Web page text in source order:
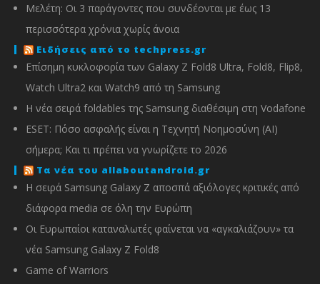
Μελέτη: Οι 3 παράγοντες που συνδέονται με έως 13
περισσότερα χρόνια χωρίς άνοια
Ειδήσεις από το techpress.gr
Επίσημη κυκλοφορία των Galaxy Z Fold8 Ultra, Fold8, Flip8,
Watch Ultra2 και Watch9 από τη Samsung
Η νέα σειρά foldables της Samsung διαθέσιμη στη Vodafone
ESET: Πόσο ασφαλής είναι η Τεχνητή Νοημοσύνη (AI)
σήμερα; Και τι πρέπει να γνωρίζετε το 2026
Τα νέα του allaboutandroid.gr
Η σειρά Samsung Galaxy Z αποσπά αξιόλογες κριτικές από
διάφορα media σε όλη την Ευρώπη
Οι Ευρωπαίοι καταναλωτές φαίνεται να «αγκαλιάζουν» τα
νέα Samsung Galaxy Z Fold8
Game of Warriors